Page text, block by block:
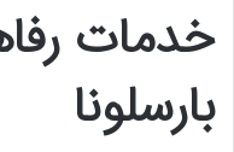
خدمات
بارسلونا